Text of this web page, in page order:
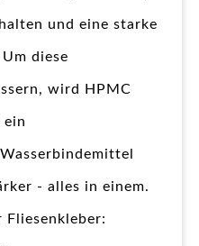
und eine starke
diese
wird HPMC
ein
- alles in einem.
Fliesenkleber: